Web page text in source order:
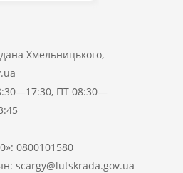
Хмельницького,
ПТ 08:30—
0800101580
scargy@lutskrada.gov.ua